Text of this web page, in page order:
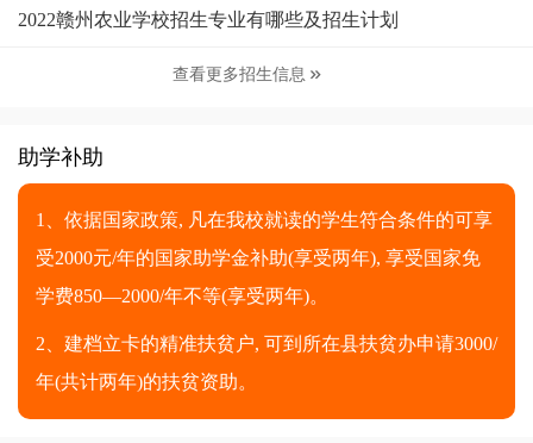
2022赣州农业学校招生专业有哪些及招生计划
查看更多招生信息 
助学补助
1、依据国家政策, 凡在我校就读的学生符合条件的可享
受2000元/年的国家助学金补助(享受两年), 享受国家免
学费850—2000/年不等(享受两年)。
2、建档立卡的精准扶贫户, 可到所在县扶贫办申请3000/
年(共计两年)的扶贫资助。